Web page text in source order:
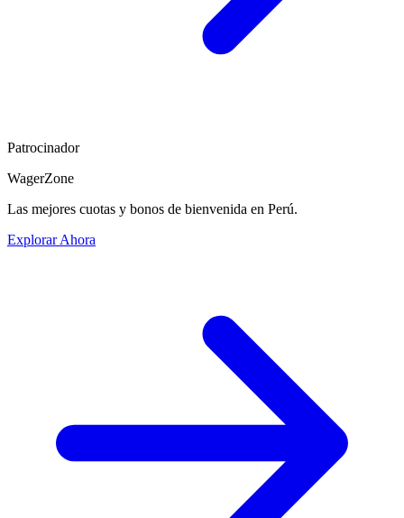
Patrocinador
WagerZone
Las mejores cuotas y bonos de bienvenida en Perú.
Explorar Ahora